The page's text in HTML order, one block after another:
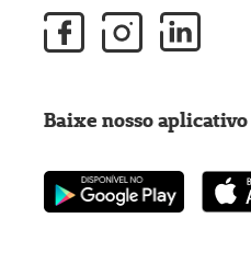
Baixe nosso aplicativo